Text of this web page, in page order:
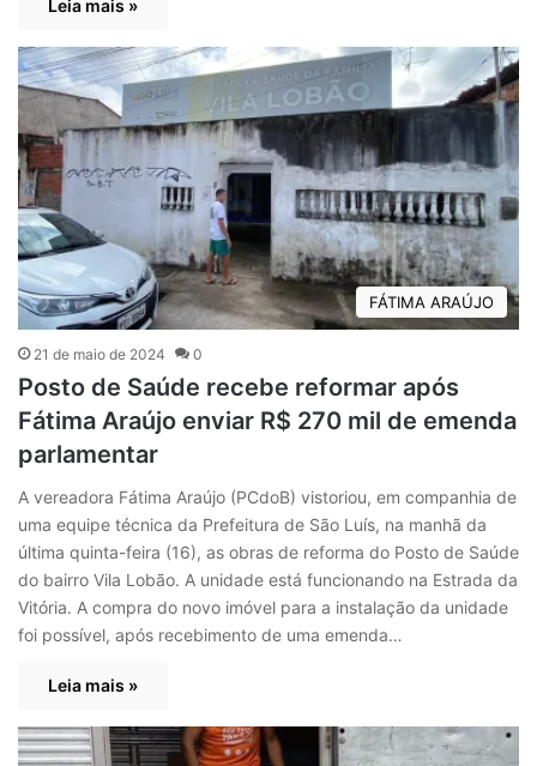
Leia mais »
FÁTIMA ARAÚJO
21 de maio de 2024 0
Posto de Saúde recebe reformar após
Fátima Araújo enviar R$ 270 mil de emenda
parlamentar
A vereadora Fátima Araújo (PCdoB) vistoriou, em companhia de
uma equipe técnica da Prefeitura de São Luís, na manhã da
última quinta-feira (16), as obras de reforma do Posto de Saúde
do bairro Vila Lobão. A unidade está funcionando na Estrada da
Vitória. A compra do novo imóvel para a instalação da unidade
foi possível, após recebimento de uma emenda…
Leia mais »